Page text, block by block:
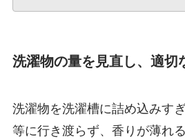
洗濯物の量を見直し、適切
洗濯物を洗濯槽に詰め込みす
等に行き渡らず、香りが薄れ